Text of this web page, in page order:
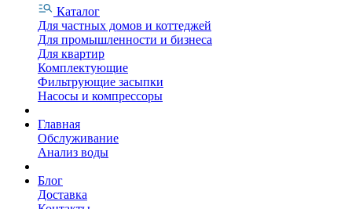
Каталог
Для частных домов и коттеджей
Для промышленности и бизнеса
Для квартир
Комплектующие
Фильтрующие засыпки
Насосы и компрессоры
Главная
Обслуживание
Анализ воды
Блог
Доставка